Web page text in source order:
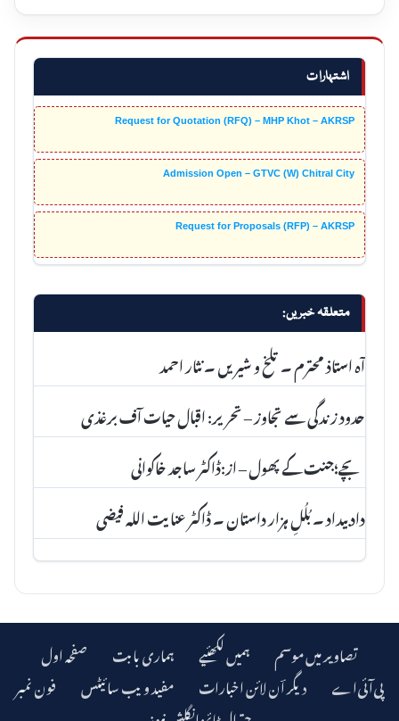
اشتہارات
Request for Quotation (RFQ) – MHP Khot – AKRSP
Admission Open – GTVC (W) Chitral City
Request for Proposals (RFP) – AKRSP
متعلقہ خبریں:
آہ استاذ محترم ۔ تلخ و شیریں ۔ نثار احمد
حدود زندگی سے تجاوز – تحریر: اقبال حیات آف برغذی
بچے؛جنت کے پھول – از:ڈاکٹر ساجد خاکوانی
داد بیداد ۔ بُلُلِ ہزار داستان ۔ ڈاکٹر عنا یت اللہ فیضی
صفحہ اول ہماری بابت ہمیں لکھئیے
تصاویر میں موسم
فون نمبر
مفید ویب سائیٹس دیگر اؔن لائن اخبارات